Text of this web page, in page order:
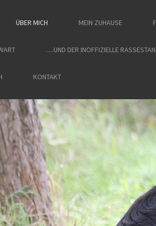
ÜBER MICH MEIN ZUHAUSE
.....UND DER INOFFIZIELLE
KONTAKT